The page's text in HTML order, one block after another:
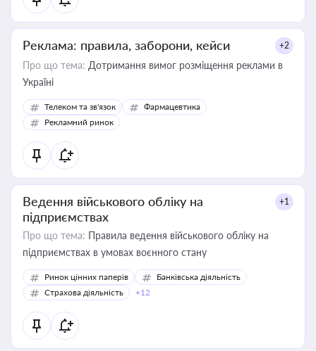
Реклама: правила, заборони, кейси +2
Про що тема: Дотримання вимог розміщення реклами в
Україні
Телеком та зв'язок
Фармацевтика
Рекламний ринок
Ведення військового обліку на
підприємствах
+1
Про що тема: Правила ведення військового обліку на
підприємствах в умовах воєнного стану
Ринок цінних паперів
Банківська діяльність
Страхова діяльність
+12